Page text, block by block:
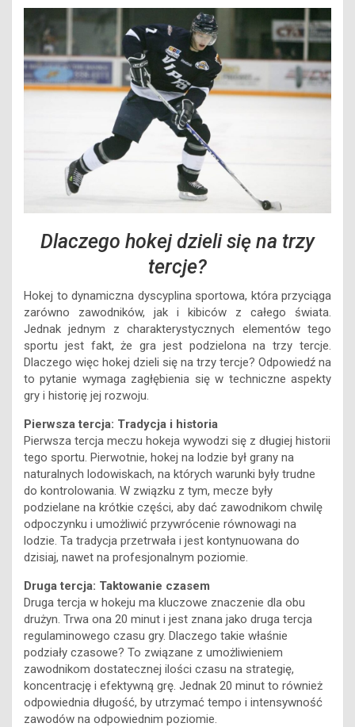
Dlaczego hokej dzieli się na trzy
tercje?
Hokej to dynamiczna dyscyplina sportowa, która przyciąga
zarówno zawodników, jak i kibiców z całego świata.
Jednak jednym z charakterystycznych elementów tego
sportu jest fakt, że gra jest podzielona na trzy tercje.
Dlaczego więc hokej dzieli się na trzy tercje? Odpowiedź na
to pytanie wymaga zagłębienia się w techniczne aspekty
gry i historię jej rozwoju.
Pierwsza tercja: Tradycja i historia
Pierwsza tercja meczu hokeja wywodzi się z długiej historii
tego sportu. Pierwotnie, hokej na lodzie był grany na
naturalnych lodowiskach, na których warunki były trudne
do kontrolowania. W związku z tym, mecze były
podzielane na krótkie części, aby dać zawodnikom chwilę
odpoczynku i umożliwić przywrócenie równowagi na
lodzie. Ta tradycja przetrwała i jest kontynuowana do
dzisiaj, nawet na profesjonalnym poziomie.
Druga tercja: Taktowanie czasem
Druga tercja w hokeju ma kluczowe znaczenie dla obu
drużyn. Trwa ona 20 minut i jest znana jako druga tercja
regulaminowego czasu gry. Dlaczego takie właśnie
podziały czasowe? To związane z umożliwieniem
zawodnikom dostatecznej ilości czasu na strategię,
koncentrację i efektywną grę. Jednak 20 minut to również
odpowiednia długość, by utrzymać tempo i intensywność
zawodów na odpowiednim poziomie.